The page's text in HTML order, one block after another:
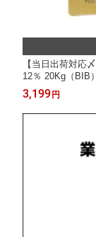
【当日出荷対応
12％ 20Kg（BIB
酸ナトリウム/漂
3,199円